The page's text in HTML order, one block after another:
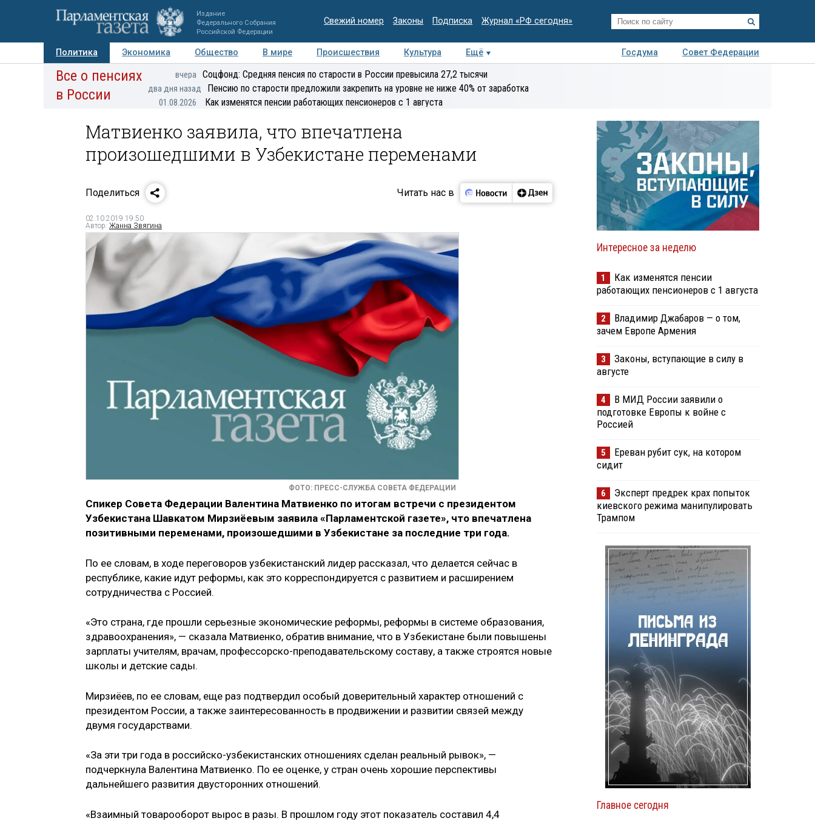
Издание
Федерального Собрания
Российской Федерации
Свежий номер Законы Подписка Журнал «РФ сегодня»
Политика Экономика Общество В мире Происшествия Культура Ещё Госдума
Совет Федерации
Авторы Персоны Мнения Регионы Медиацентр Интервью Колумнисты
экспертиза
Все о пенсиях
в России
вчера Соцфонд: Средняя пенсия по старости в России превысила 27,2 тысячи
два дня назад Пенсию по старости предложили закрепить на уровне не ниже 40% от заработка
01.08.2026 Как изменятся пенсии работающих пенсионеров с 1 августа
Матвиенко заявила, что впечатлена
произошедшими в Узбекистане переменами
Поделиться Читать нас в
02.10.2019 19:50
Автор: Жанна Звягина
ФОТО: ПРЕСС-СЛУЖБА СОВЕТА ФЕДЕРАЦИИ
Спикер Совета Федерации Валентина Матвиенко по итогам встречи с президентом
Узбекистана Шавкатом Мирзиёевым заявила «Парламентской газете», что впечатлена
позитивными переменами, произошедшими в Узбекистане за последние три года.
По ее словам, в ходе переговоров узбекистанский лидер рассказал, что делается сейчас в
республике, какие идут реформы, как это корреспондируется с развитием и расширением
сотрудничества с Россией.
«Это страна, где прошли серьезные экономические реформы, реформы в системе образования,
здравоохранения», — сказала Матвиенко, обратив внимание, что в Узбекистане были повышены
зарплаты учителям, врачам, профессорско-преподавательскому составу, а также строятся новые
школы и детские сады.
Мирзиёев, по ее словам, еще раз подтвердил особый доверительный характер отношений с
президентом России, а также заинтересованность в продвижении и развитии связей между
двумя государствами.
«За эти три года в российско-узбекистанских отношениях сделан реальный рывок», —
подчеркнула Валентина Матвиенко. По ее оценке, у стран очень хорошие перспективы
дальнейшего развития двусторонних отношений.
«Взаимный товарооборот вырос в разы. В прошлом году этот показатель составил 4,4
Интересное за неделю
1
Как изменятся пенсии
работающих пенсионеров с 1 августа
2
Владимир Джабаров — о том,
зачем Европе Армения
3
Законы, вступающие в силу в
августе
4
В МИД России заявили о
подготовке Европы к войне с
Россией
5
Ереван рубит сук, на котором
сидит
6
Эксперт предрек крах попыток
киевского режима манипулировать
Трампом
Главное сегодня